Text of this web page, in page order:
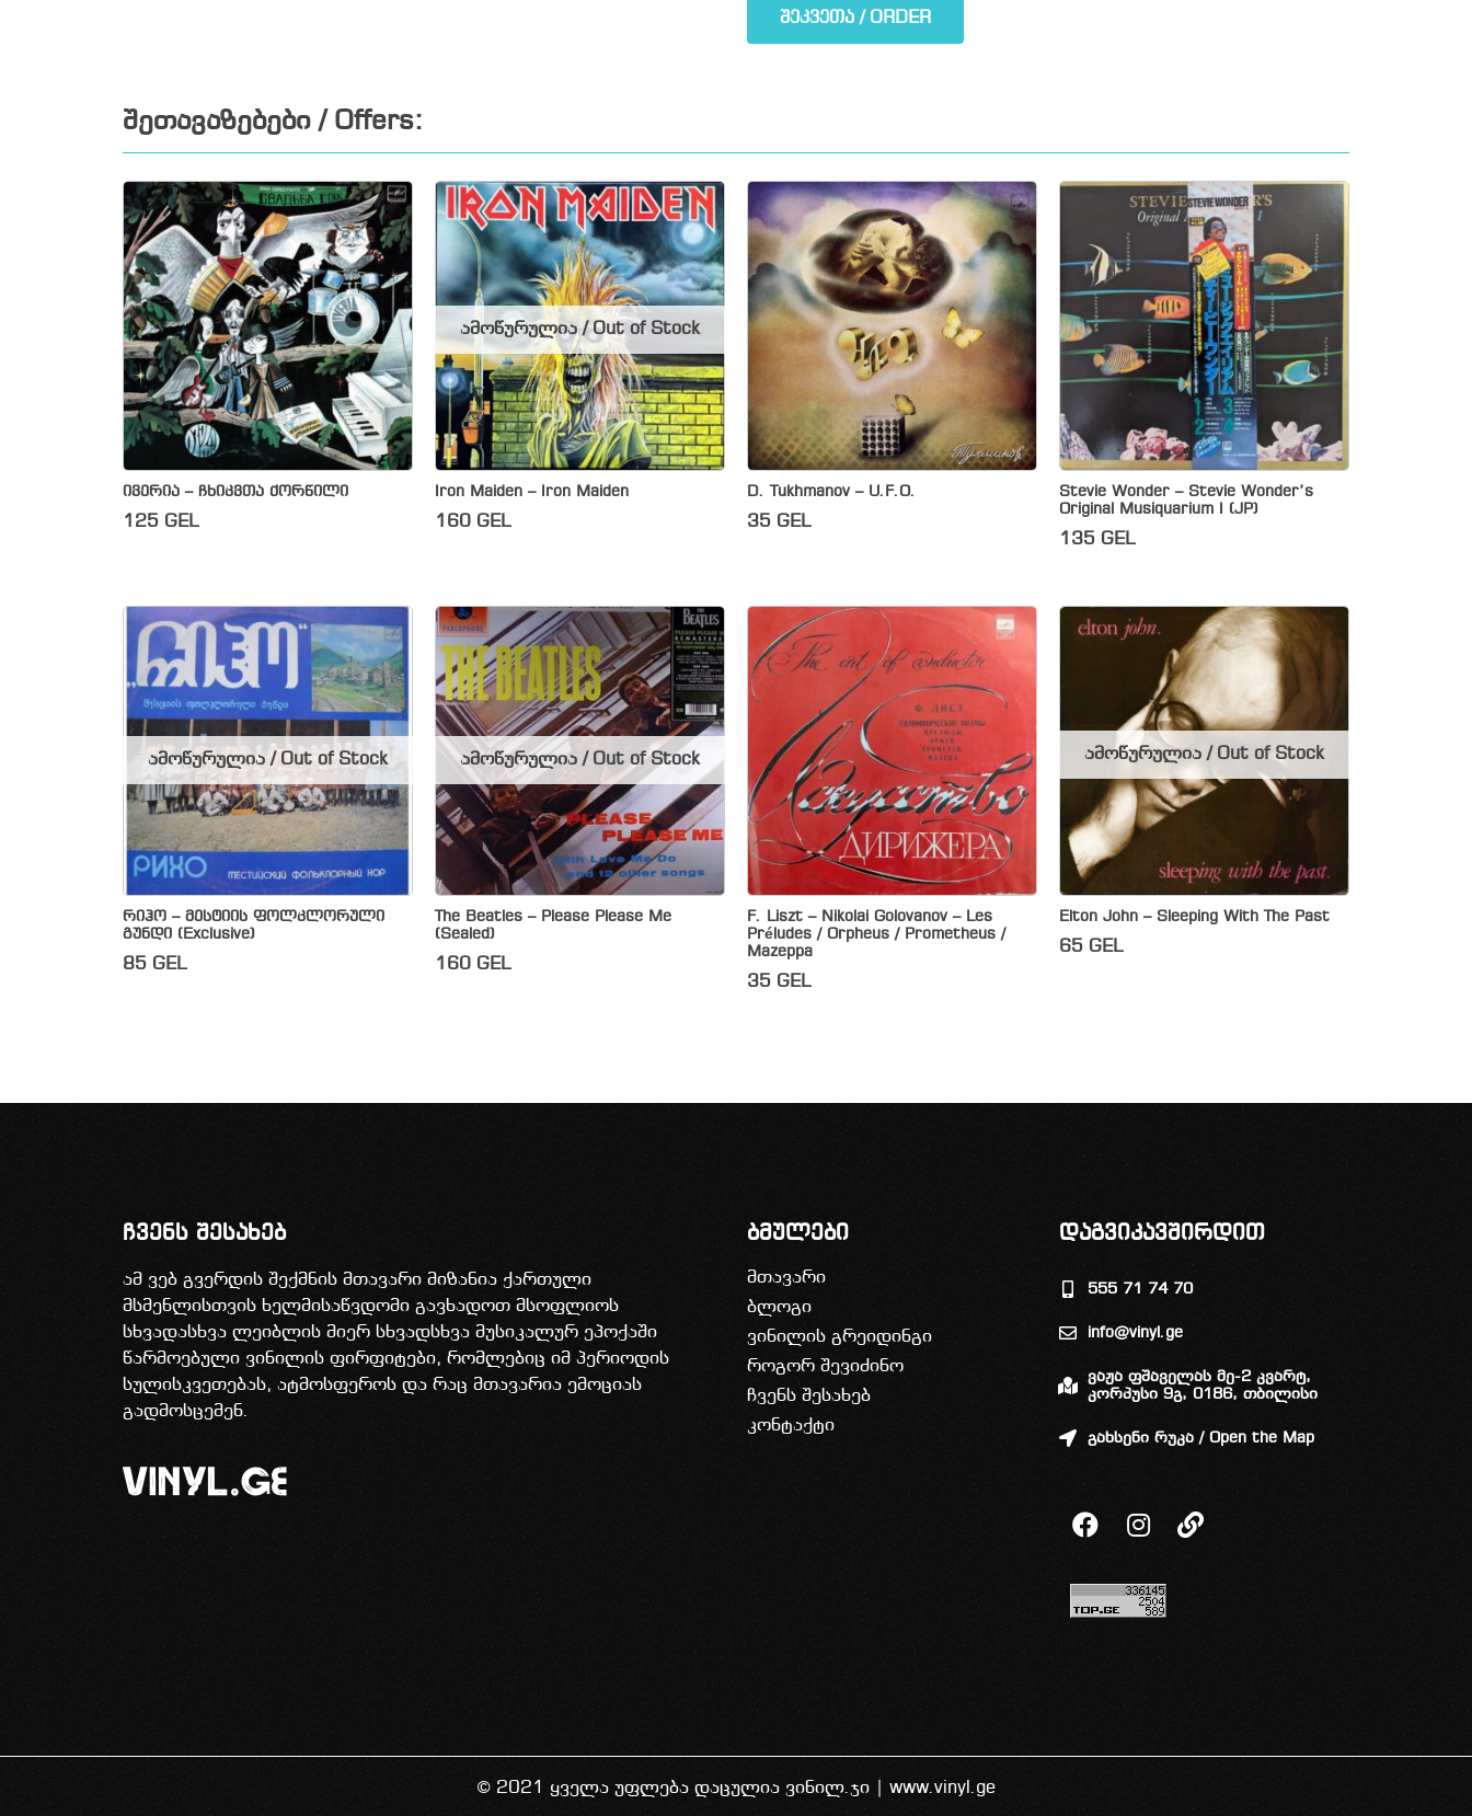
შეკვეთა / ORDER
შეთავაზებები / Offers:
ივერია – ჩხიკვთა ქორწილი
125 GEL
Iron Maiden – Iron Maiden
160 GEL
ამოწურულია / Out of Stock
D. Tukhmanov – U.F.O.
35 GEL
Stevie Wonder – Stevie Wonder’s
Original Musiquarium I (JP)
135 GEL
რიჰო – მესტიის ფოლკლორული
გუნდი (Exclusive)
85 GEL
ამოწურულია / Out of Stock
The Beatles – Please Please Me
(Sealed)
160 GEL
ამოწურულია / Out of Stock
F. Liszt – Nikolai Golovanov – Les
Préludes / Orpheus / Prometheus /
Mazeppa
35 GEL
Elton John – Sleeping With The Past
65 GEL
ამოწურულია / Out of Stock
ჩვენს შესახებ
ამ ვებ გვერდის შექმნის მთავარი მიზანია ქართული
მსმენლისთვის ხელმისაწვდომი გავხადოთ მსოფლიოს
სხვადასხვა ლეიბლის მიერ სხვადსხვა მუსიკალურ ეპოქაში
წარმოებული ვინილის ფირფიტები, რომლებიც იმ პერიოდის
სულისკვეთებას, ატმოსფეროს და რაც მთავარია ემოციას
გადმოსცემენ.
ბმულები
მთავარი
ბლოგი
ვინილის გრეიდინგი
როგორ შევიძინო
ჩვენს შესახებ
კონტაქტი
დაგვიკავშირდით
555 71 74 70
info@vinyl.ge
ვაჟა ფშაველას მე-2 კვარტ,
კორპუსი 9გ, 0186, თბილისი
გახსენი რუკა / Open the Map
© 2021 ყველა უფლება დაცულია ვინილ.ჯი | www.vinyl.ge